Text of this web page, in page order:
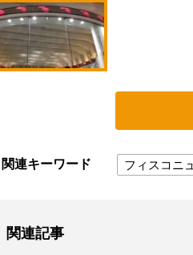
関連キーワード フィスコニ
関連記事